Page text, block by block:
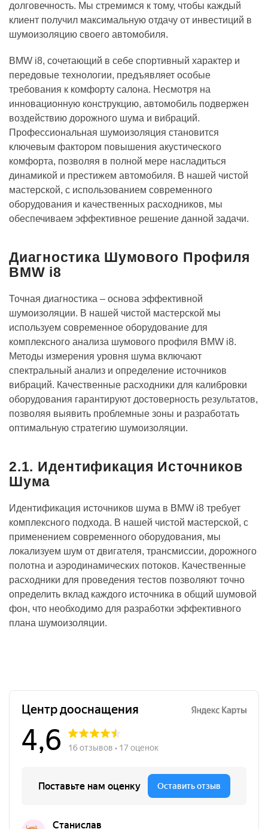
долговечность. Мы стремимся к тому, чтобы каждый
клиент получил максимальную отдачу от инвестиций в
шумоизоляцию своего автомобиля.
BMW i8, сочетающий в себе спортивный характер и
передовые технологии, предъявляет особые
требования к комфорту салона. Несмотря на
инновационную конструкцию, автомобиль подвержен
воздействию дорожного шума и вибраций.
Профессиональная шумоизоляция становится
ключевым фактором повышения акустического
комфорта, позволяя в полной мере насладиться
динамикой и престижем автомобиля. В нашей чистой
мастерской, с использованием современного
оборудования и качественных расходников, мы
обеспечиваем эффективное решение данной задачи.
Диагностика Шумового Профиля
BMW i8
Точная диагностика – основа эффективной
шумоизоляции. В нашей чистой мастерской мы
используем современное оборудование для
комплексного анализа шумового профиля BMW i8.
Методы измерения уровня шума включают
спектральный анализ и определение источников
вибраций. Качественные расходники для калибровки
оборудования гарантируют достоверность результатов,
позволяя выявить проблемные зоны и разработать
оптимальную стратегию шумоизоляции.
2.1. Идентификация Источников
Шума
Идентификация источников шума в BMW i8 требует
комплексного подхода. В нашей чистой мастерской, с
применением современного оборудования, мы
локализуем шум от двигателя, трансмиссии, дорожного
полотна и аэродинамических потоков. Качественные
расходники для проведения тестов позволяют точно
определить вклад каждого источника в общий шумовой
фон, что необходимо для разработки эффективного
плана шумоизоляции.